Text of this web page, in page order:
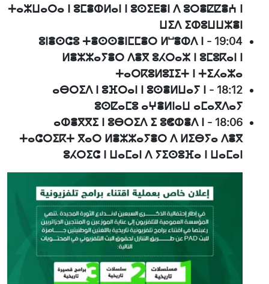
ⵜⴰⵣⵡⴰⵔⴰ ⵏ ⵓⵎⴻⵀⵍⴰⵏ ⵏ ⵓⵙⵉⴹⴻⵏ ⴷ ⵓⵔⴻⵇⵇⴻⵄ ⵏ
ⵡⵉⴷ ⵉⵀⵓⵡⵡⵣⴻⵏ
19:04
-
ⵓⵏⴻⵙⵛⵓ ⵜⴻⵙⵙⴻⵏⵎⵎⴻⵔ ⵍⵯⴻⵀⴷ ⵏ
ⵍⴻⵣⵣⴰⵢⴻⵔ ⴷⴻⴳ ⵓⵃⵔⴰⵣ ⵏ ⵓⵎⵓⴽⴰⵏ ⵏ
ⵜⴰⵔⴽⵓⵍⵓⵊⵉⵜ ⵏ ⵜⵉⵃⴰⵣⴰ
18:12
-
ⴰⴱⵔⵉⴷ ⵏ ⵓⴼⵔⴰⵏ ⵏ ⵓⵙⴻⵍⵡⴰⵢ ⵏ
ⵓⵙⵇⴰⵎⵓ ⴰⵖⴻⵍⵏⴰⵡ ⴰⵎⴰⴳⴷⴰⵢ
18:06
-
ⴰⵀⴻⴳⴳⵉ ⵏ ⵓⴱⵔⵉⴷ ⵉ ⵓⵞⵀⴻⴷ ⵏ
ⵜⴰⵛⵔⵉⴽⵜ ⴳⴰⵔ ⵍⴻⵣⵣⴰⵢⴻⵔ ⴷ ⵍⵉⴱⵢⴰ ⴷⴻⴳ
ⵓⵃⵔⵉⵛ ⵏ ⵡⴰⵎⴰⵏ ⴷ ⵢⵉⵙⵓⴼⴰ ⵏ ⵡⴰⵎⴰⵏ